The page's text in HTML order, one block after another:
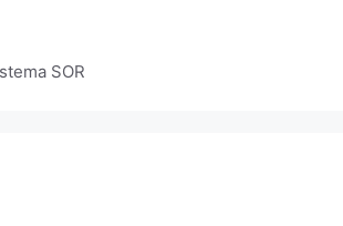
SOR